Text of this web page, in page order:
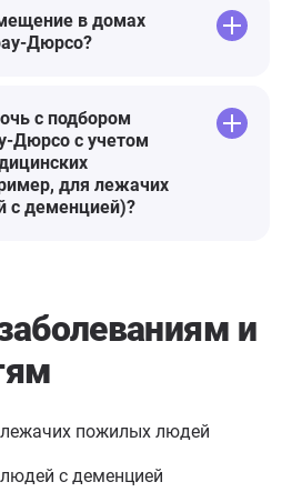
уход зав домах
Дюрсо?
с подбором
Дюрсо с учетом
для лежачих
с деменцией)?
и
пожилых людей
с деменцией